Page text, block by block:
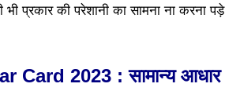
प्रकार की परेशानी का सामना ना करना पड़े
Card 2023 : सामान्य आधार